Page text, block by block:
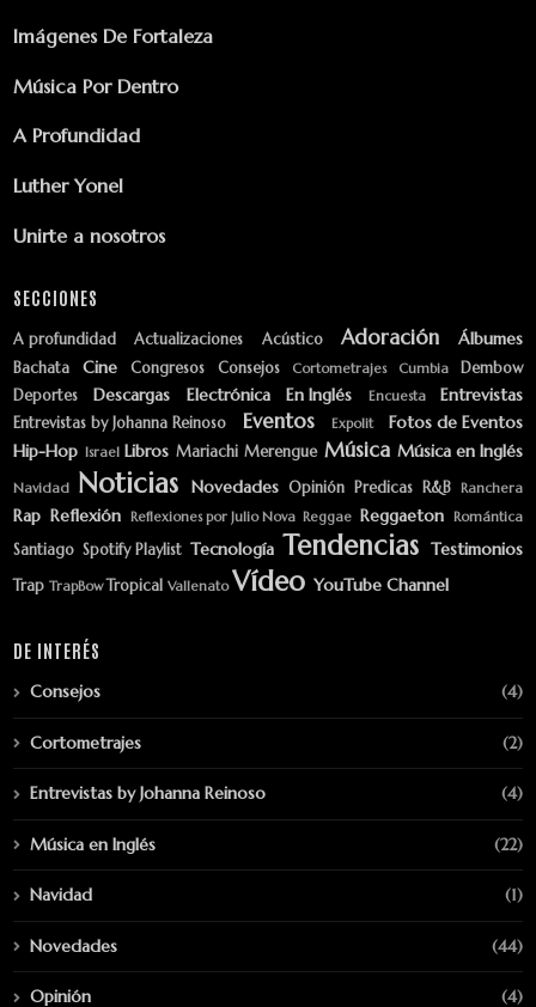
Imágenes De Fortaleza
Música Por Dentro
A Profundidad
Luther Yonel
Unirte a nosotros
SECCIONES
A profundidad Actualizaciones Acústico Adoración Álbumes
Bachata Cine Congresos Consejos Cortometrajes Cumbia
Dembow
Deportes
Descargas Electrónica En Inglés Encuesta Entrevistas
Entrevistas by Johanna Reinoso Eventos Expolit
Fotos de Eventos
Hip-Hop Israel Libros Mariachi Merengue Música Música en Inglés
Navidad Noticias Novedades Opinión Predicas R&B Ranchera
Rap Reflexión Reflexiones por Julio Nova Reggae Reggaeton Romántica
Santiago Spotify Playlist Tecnología Tendencias Testimonios
Trap TrapBow Tropical Vallenato Vídeo YouTube Channel
DE INTERÉS
Consejos (4)
Cortometrajes (2)
Entrevistas by Johanna Reinoso (4)
Música en Inglés (22)
Navidad (1)
Novedades (44)
Opinión (4)